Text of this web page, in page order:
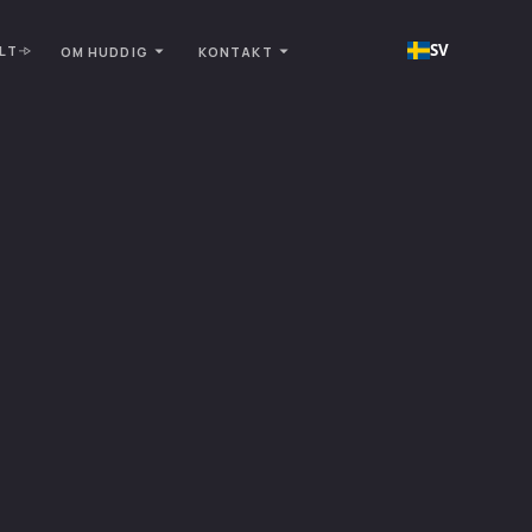
OM HUDDIG KONTAKT SV